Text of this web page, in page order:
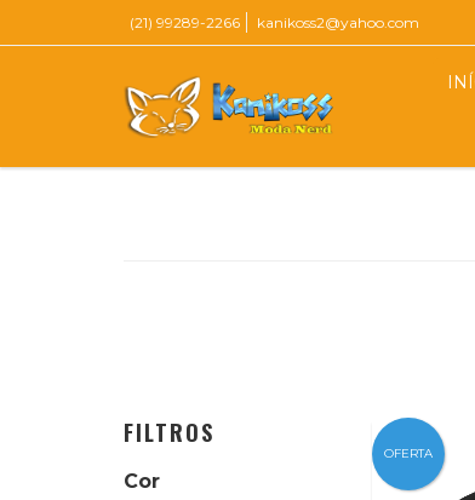
(21) 99289-2266 kanikoss2@yahoo.com
FILTROS
Cor
OFERTA